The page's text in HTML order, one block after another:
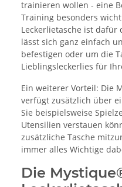
trainieren wollen - eine
Training besonders
Leckerlietasche ist dafür
lässt sich ganz einfach
befestigen oder um die
Lieblingsleckerlies für
Ein weiterer Vorteil: Die
verfügt zusätzlich über
Sie beispielsweise
Utensilien verstauen
zusätzliche Tasche
immer alles Wichtige
Die